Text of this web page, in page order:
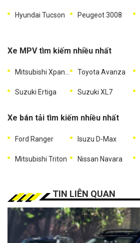
Hyundai Tucson Peugeot 3008
Xe MPV tìm kiếm nhiều nhất
Mitsubishi Xpander Toyota Avanza
Suzuki Ertiga Suzuki XL7
Xe bán tải tìm kiếm nhiều nhất
Ford Ranger Isuzu D-Max
Mitsubishi Triton Nissan Navara
TIN LIÊN QUAN